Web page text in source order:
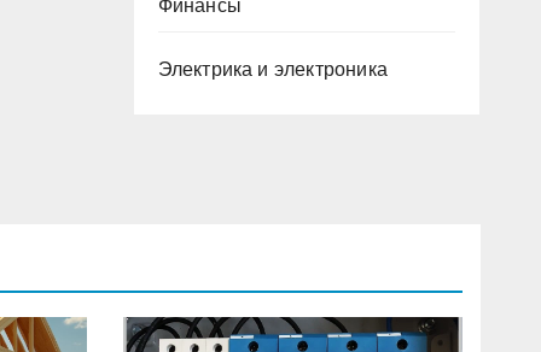
Финансы
Электрика и электроника